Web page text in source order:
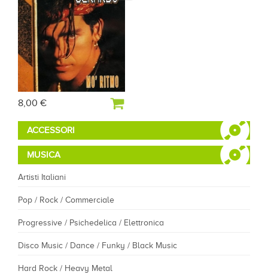
8,00 €
ACCESSORI
MUSICA
Artisti Italiani
Pop / Rock / Commerciale
Progressive / Psichedelica / Elettronica
Disco Music / Dance / Funky / Black Music
Hard Rock / Heavy Metal